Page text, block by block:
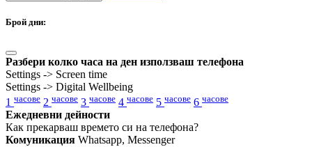
Брой дни:
Разбери колко часа на ден използваш телефона
Settings -> Screen time
Settings -> Digital Wellbeing
1 часове 2 часове 3 часове 4 часове 5 часове 6 часове
Ежедневни дейности
Как прекарваш времето си на телефона?
Комуникация Whatsapp, Messenger